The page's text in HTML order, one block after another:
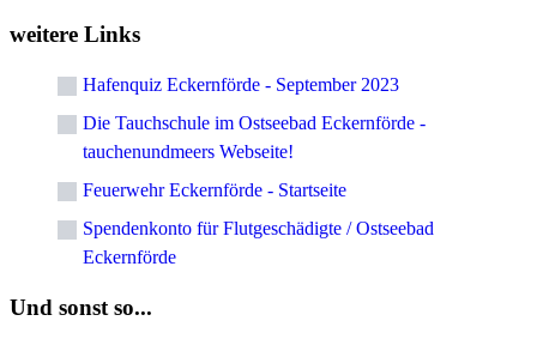
weitere Links
Hafenquiz Eckernförde - September 2023
Die Tauchschule im Ostseebad Eckernförde -
tauchenundmeers Webseite!
Feuerwehr Eckernförde - Startseite
Spendenkonto für Flutgeschädigte / Ostseebad
Eckernförde
Und sonst so...